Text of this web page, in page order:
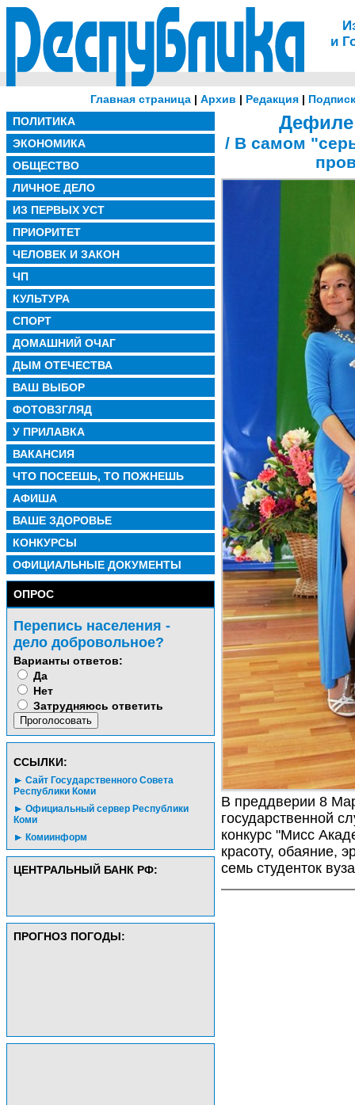
и
Главная страница| Архив | Редакция|
ПОЛИТИКА
ЭКОНОМИКА
ОБЩЕСТВО
ЛИЧНОЕ ДЕЛО
ИЗ ПЕРВЫХ УСТ
ПРИОРИТЕТ
ЧЕЛОВЕК И ЗАКОН
ЧП
КУЛЬТУРА
СПОРТ
ДОМАШНИЙ ОЧАГ
ДЫМ ОТЕЧЕСТВА
ВАШ ВЫБОР
ФОТОВЗГЛЯД
У ПРИЛАВКА
ВАКАНСИЯ
ЧТО ПОСЕЕШЬ, ТО ПОЖНЕШЬ
АФИША
ВАШЕ ЗДОРОВЬЕ
КОНКУРСЫ
ОФИЦИАЛЬНЫЕ ДОКУМЕНТЫ
ОПРОС
Перепись населения -
дело добровольное?
Варианты ответов:
Да
Нет
Затрудняюсь ответить
CСЫЛКИ:
Сайт Государственного Совета
Республики Коми
Официальный сервер Республики
Коми
Комиинформ
ЦЕНТРАЛЬНЫЙ БАНК РФ:
ПРОГНОЗ ПОГОДЫ:
Дефиле
/ В самом
В преддверии 8
государственной
конкурс "Мисс
красоту, обаяние,
семь студенток